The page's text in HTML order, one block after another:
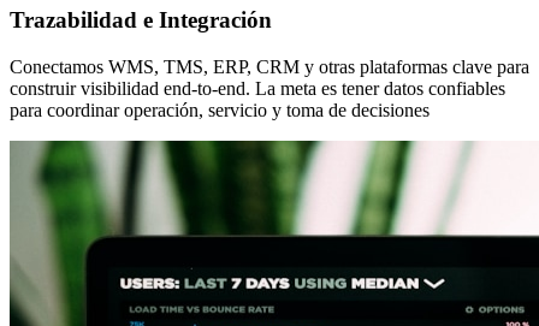
Trazabilidad e Integración
Conectamos WMS, TMS, ERP, CRM y otras plataformas clave para
construir visibilidad end-to-end. La meta es tener datos confiables
para coordinar operación, servicio y toma de decisiones